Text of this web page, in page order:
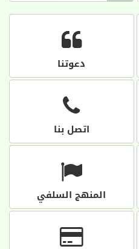
دعوتنا
اتصل بنا
المنهج السلفي